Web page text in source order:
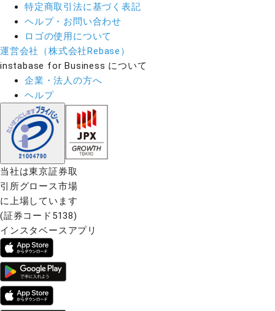
特定商取引法に基づく表記
ヘルプ・お問い合わせ
ロゴの使用について
運営会社（株式会社Rebase）
instabase for Business について
企業・法人の方へ
ヘルプ
当社は東京証券取
引所グロース市場
に上場しています
(証券コード5138)
インスタベースアプリ